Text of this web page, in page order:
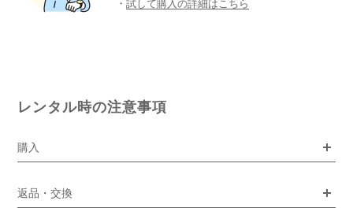
・試して購入の詳細はこちら
レンタル時の注意事項
購入
返品・交換